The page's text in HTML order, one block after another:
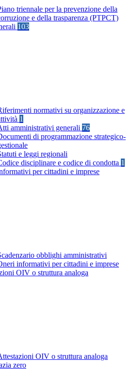
triennale per la prevenzione della
e della trasparenza (PTPCT)
103
normativi su organizzazione e
1
amministrativi generali 76
di programmazione strategico-
e leggi regionali
disciplinare e codice di condotta 1
per cittadini e imprese
obblighi amministrativi
informativi per cittadini e imprese
OIV o struttura analoga
OIV o struttura analoga
zero